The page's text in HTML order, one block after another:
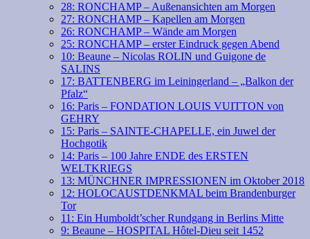
28: RONCHAMP – Außenansichten am Morgen
27: RONCHAMP – Kapellen am Morgen
26: RONCHAMP – Wände am Morgen
25: RONCHAMP – erster Eindruck gegen Abend
10: Beaune – Nicolas ROLIN und Guigone de
SALINS
17: BATTENBERG im Leiningerland – „Balkon der
Pfalz“
16: Paris – FONDATION LOUIS VUITTON von
GEHRY
15: Paris – SAINTE-CHAPELLE, ein Juwel der
Hochgotik
14: Paris – 100 Jahre ENDE des ERSTEN
WELTKRIEGS
13: MÜNCHNER IMPRESSIONEN im Oktober 2018
12: HOLOCAUSTDENKMAL beim Brandenburger
Tor
11: Ein Humboldt’scher Rundgang in Berlins Mitte
9: Beaune – HOSPITAL Hôtel-Dieu seit 1452